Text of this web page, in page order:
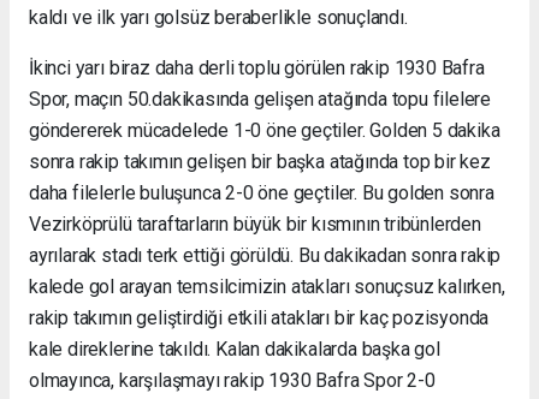
kaldı ve ilk yarı golsüz beraberlikle sonuçlandı.
İkinci yarı biraz daha derli toplu görülen rakip 1930 Bafra
Spor, maçın 50.dakikasında gelişen atağında topu filelere
göndererek mücadelede 1-0 öne geçtiler. Golden 5 dakika
sonra rakip takımın gelişen bir başka atağında top bir kez
daha filelerle buluşunca 2-0 öne geçtiler. Bu golden sonra
Vezirköprülü taraftarların büyük bir kısmının tribünlerden
ayrılarak stadı terk ettiği görüldü. Bu dakikadan sonra rakip
kalede gol arayan temsilcimizin atakları sonuçsuz kalırken,
rakip takımın geliştirdiği etkili atakları bir kaç pozisyonda
kale direklerine takıldı. Kalan dakikalarda başka gol
olmayınca, karşılaşmayı rakip 1930 Bafra Spor 2-0